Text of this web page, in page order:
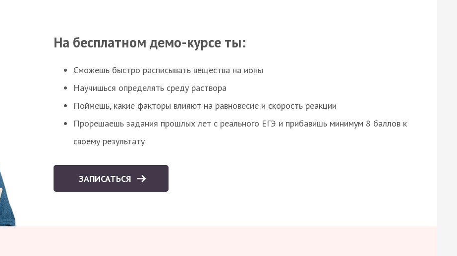
На бесплатном демо-курсе ты:
Сможешь быстро расписывать вещества на ионы
Научишься определять среду раствора
Поймешь, какие факторы влияют на равновесие и скорость реакции
Прорешаешь задания прошлых лет с реального ЕГЭ и прибавишь минимум 8 баллов к
своему результату
ЗАПИСАТЬСЯ